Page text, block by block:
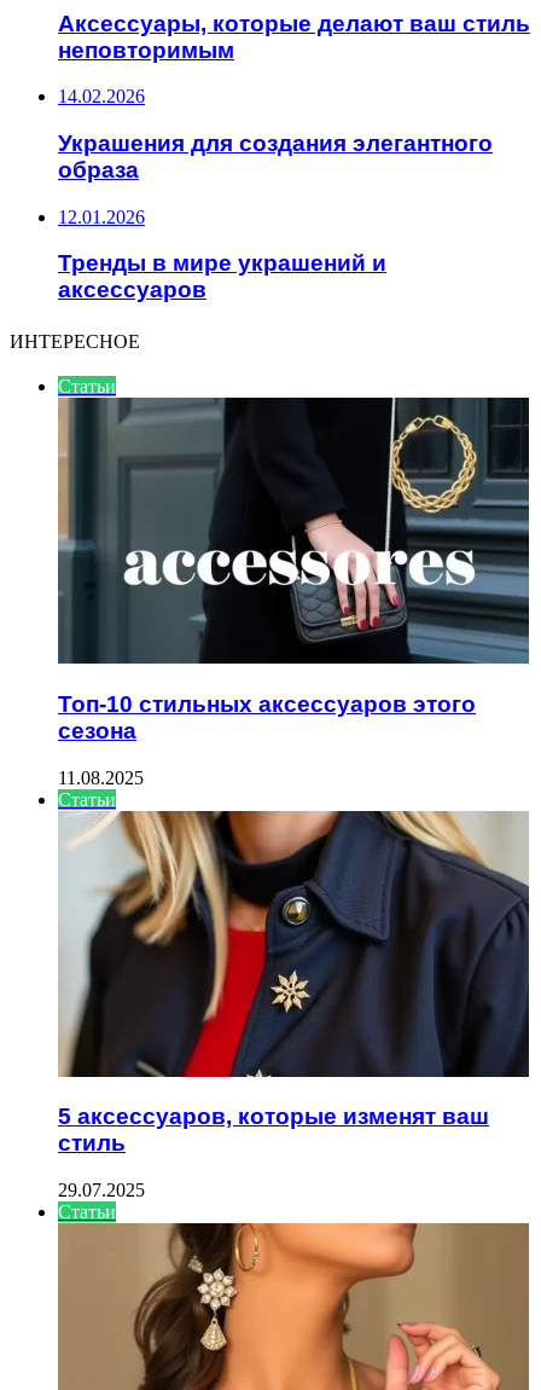
Аксессуары, которые делают ваш стиль
неповторимым
14.02.2026
Украшения для создания элегантного
образа
12.01.2026
Тренды в мире украшений и
аксессуаров
ИНТЕРЕСНОЕ
Статьи
Топ-10 стильных аксессуаров этого
сезона
11.08.2025
Статьи
5 аксессуаров, которые изменят ваш
стиль
29.07.2025
Статьи